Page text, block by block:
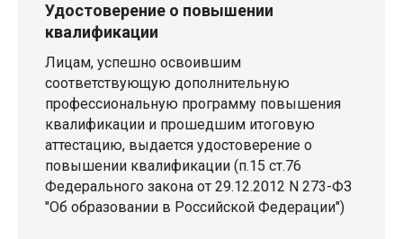
Удостоверение о повышении
квалификации
Лицам, успешно освоившим
соответствующую дополнительную
профессиональную программу повышения
квалификации и прошедшим итоговую
аттестацию, выдается удостоверение о
повышении квалификации (п.15 ст.76
Федерального закона от 29.12.2012 N 273-ФЗ
"Об образовании в Российской Федерации")